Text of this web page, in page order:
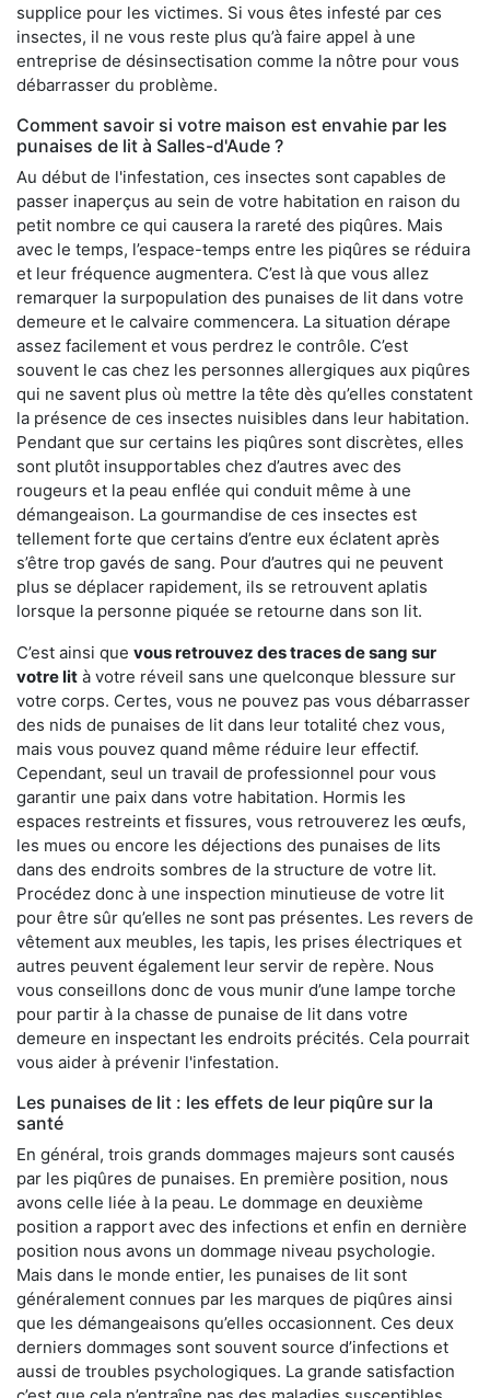
supplice pour les victimes. Si vous êtes infesté par ces
insectes, il ne vous reste plus qu’à faire appel à une
entreprise de désinsectisation comme la nôtre pour vous
débarrasser du problème.
Comment savoir si votre maison est envahie par les
punaises de lit à Salles-d'Aude ?
Au début de l'infestation, ces insectes sont capables de
passer inaperçus au sein de votre habitation en raison du
petit nombre ce qui causera la rareté des piqûres. Mais
avec le temps, l’espace-temps entre les piqûres se réduira
et leur fréquence augmentera. C’est là que vous allez
remarquer la surpopulation des punaises de lit dans votre
demeure et le calvaire commencera. La situation dérape
assez facilement et vous perdrez le contrôle. C’est
souvent le cas chez les personnes allergiques aux piqûres
qui ne savent plus où mettre la tête dès qu’elles constatent
la présence de ces insectes nuisibles dans leur habitation.
Pendant que sur certains les piqûres sont discrètes, elles
sont plutôt insupportables chez d’autres avec des
rougeurs et la peau enflée qui conduit même à une
démangeaison. La gourmandise de ces insectes est
tellement forte que certains d’entre eux éclatent après
s’être trop gavés de sang. Pour d’autres qui ne peuvent
plus se déplacer rapidement, ils se retrouvent aplatis
lorsque la personne piquée se retourne dans son lit.
C’est ainsi que vous retrouvez des traces de sang sur
votre lit à votre réveil sans une quelconque blessure sur
votre corps. Certes, vous ne pouvez pas vous débarrasser
des nids de punaises de lit dans leur totalité chez vous,
mais vous pouvez quand même réduire leur effectif.
Cependant, seul un travail de professionnel pour vous
garantir une paix dans votre habitation. Hormis les
espaces restreints et fissures, vous retrouverez les œufs,
les mues ou encore les déjections des punaises de lits
dans des endroits sombres de la structure de votre lit.
Procédez donc à une inspection minutieuse de votre lit
pour être sûr qu’elles ne sont pas présentes. Les revers de
vêtement aux meubles, les tapis, les prises électriques et
autres peuvent également leur servir de repère. Nous
vous conseillons donc de vous munir d’une lampe torche
pour partir à la chasse de punaise de lit dans votre
demeure en inspectant les endroits précités. Cela pourrait
vous aider à prévenir l'infestation.
Les punaises de lit : les effets de leur piqûre sur la
santé
En général, trois grands dommages majeurs sont causés
par les piqûres de punaises. En première position, nous
avons celle liée à la peau. Le dommage en deuxième
position a rapport avec des infections et enfin en dernière
position nous avons un dommage niveau psychologie.
Mais dans le monde entier, les punaises de lit sont
généralement connues par les marques de piqûres ainsi
que les démangeaisons qu’elles occasionnent. Ces deux
derniers dommages sont souvent source d’infections et
aussi de troubles psychologiques. La grande satisfaction